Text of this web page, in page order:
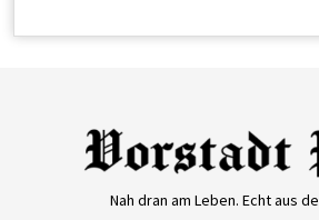
Nah dran am Leben. Echt aus